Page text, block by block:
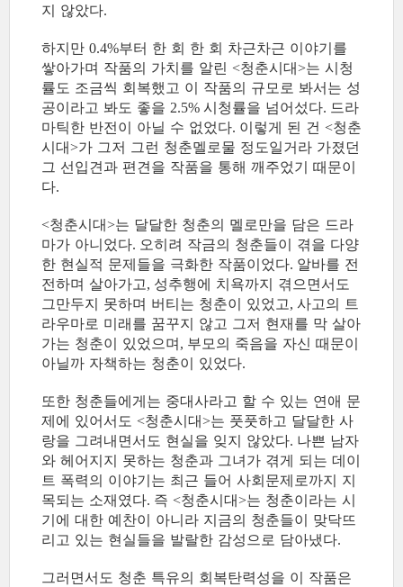
지 않았다.
하지만 0.4%부터 한 회 한 회 차근차근 이야기를
쌓아가며 작품의 가치를 알린 <청춘시대>는 시청
률도 조금씩 회복했고 이 작품의 규모로 봐서는 성
공이라고 봐도 좋을 2.5% 시청률을 넘어섰다. 드라
마틱한 반전이 아닐 수 없었다. 이렇게 된 건 <청춘
시대>가 그저 그런 청춘멜로물 정도일거라 가졌던
그 선입견과 편견을 작품을 통해 깨주었기 때문이
다.
<청춘시대>는 달달한 청춘의 멜로만을 담은 드라
마가 아니었다. 오히려 작금의 청춘들이 겪을 다양
한 현실적 문제들을 극화한 작품이었다. 알바를 전
전하며 살아가고, 성추행에 치욕까지 겪으면서도
그만두지 못하며 버티는 청춘이 있었고, 사고의 트
라우마로 미래를 꿈꾸지 않고 그저 현재를 막 살아
가는 청춘이 있었으며, 부모의 죽음을 자신 때문이
아닐까 자책하는 청춘이 있었다.
또한 청춘들에게는 중대사라고 할 수 있는 연애 문
제에 있어서도 <청춘시대>는 풋풋하고 달달한 사
랑을 그려내면서도 현실을 잊지 않았다. 나쁜 남자
와 헤어지지 못하는 청춘과 그녀가 겪게 되는 데이
트 폭력의 이야기는 최근 들어 사회문제로까지 지
목되는 소재였다. 즉 <청춘시대>는 청춘이라는 시
기에 대한 예찬이 아니라 지금의 청춘들이 맞닥뜨
리고 있는 현실들을 발랄한 감성으로 담아냈다.
그러면서도 청춘 특유의 회복탄력성을 이 작품은